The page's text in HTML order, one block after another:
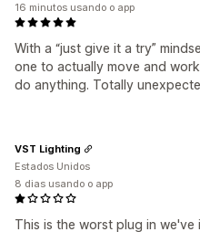
With a “just give it a try”
one to actually move and
do anything. Totally
16 minutos usando o app
This is the worst plug in
VST Lighting
Estados Unidos
8 dias usando o app